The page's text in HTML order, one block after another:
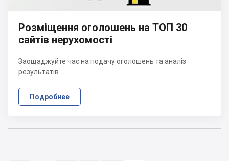
Розміщення оголошень на ТОП 30
сайтів нерухомості
Заощаджуйте час на подачу оголошень та аналіз
результатів
Подробнее